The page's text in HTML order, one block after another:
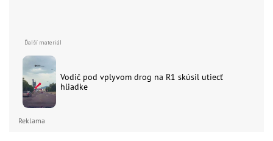
Vodič pod vplyvom drog na R1 skúsil utiecť
hliadke
Reklama